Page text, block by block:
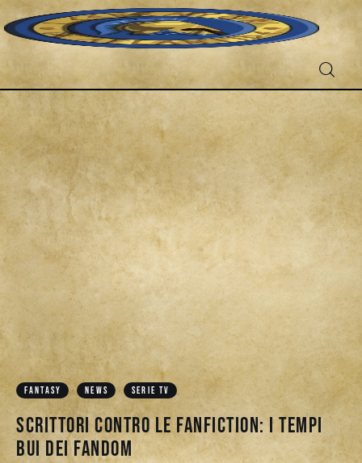
Fantascienza
Fantasy
Games
Recensioni
Libri e fumetti
Cercatori
Download
FANTASY NEWS SERIE TV
Scrittori contro le fanfiction: i tempi
bui dei fandom